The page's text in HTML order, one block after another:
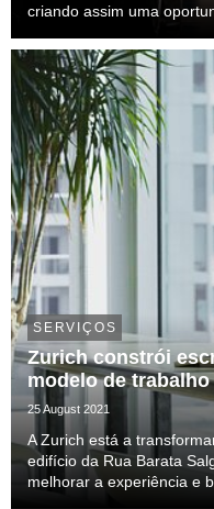
criando assim uma
segurador. O Zurich
SERVIÇOS
Zurich constrói
modelo de
25 August 2021
A Zurich está a
edifício da Rua Barata
melhorar a experiência e